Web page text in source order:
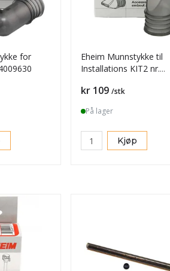
for
Eheim Munnstykke til
Installations KIT2 nr.
Pris
kr 109 /stk
På lager
Kjøp